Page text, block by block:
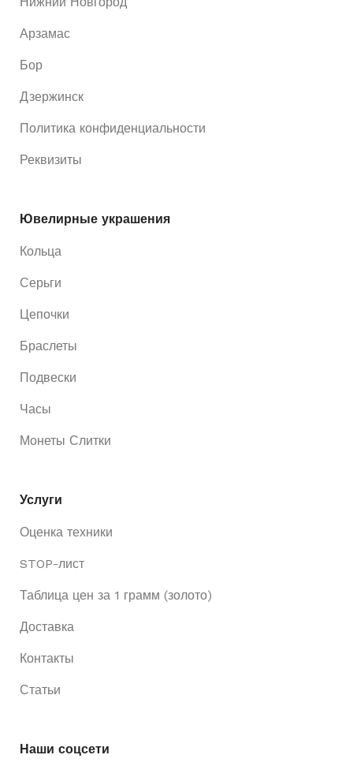
Арзамас
Бор
Дзержинск
Политика конфиденциальности
Реквизиты
Ювелирные украшения
Кольца
Серьги
Цепочки
Браслеты
Подвески
Часы
Монеты Слитки
Услуги
Оценка техники
STOP-лист
Таблица цен за 1 грамм (золото)
Доставка
Контакты
Статьи
Наши соцсети